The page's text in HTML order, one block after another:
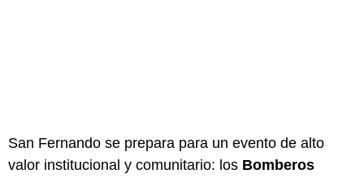
San Fernando se prepara para un evento de alto
valor institucional y comunitario: los Bomberos